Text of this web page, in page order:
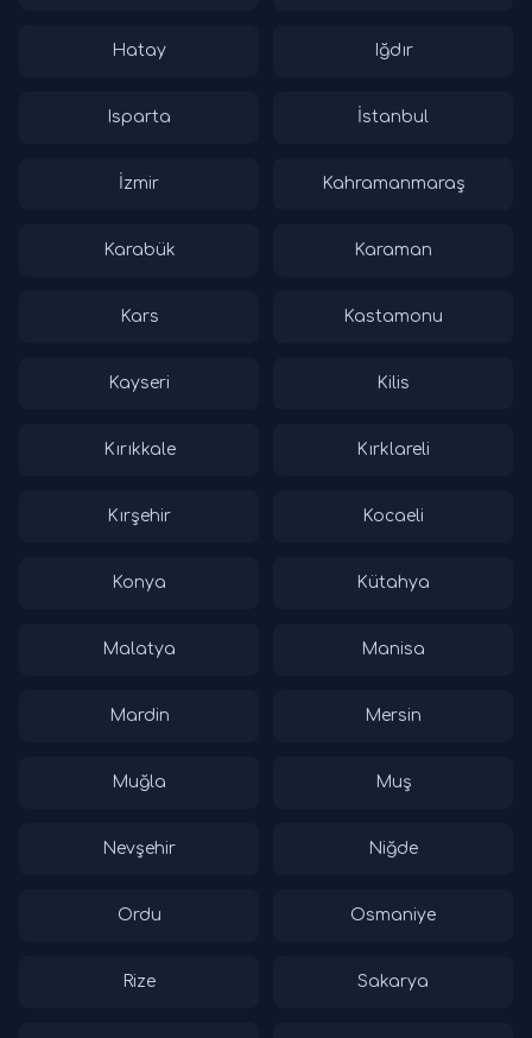
Hatay Iğdır
Isparta İstanbul
İzmir Kahramanmaraş
Karabük Karaman
Kars Kastamonu
Kayseri Kilis
Kırıkkale Kırklareli
Kırşehir Kocaeli
Konya Kütahya
Malatya Manisa
Mardin Mersin
Muğla Muş
Nevşehir Niğde
Ordu Osmaniye
Rize Sakarya